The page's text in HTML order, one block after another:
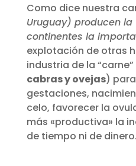
Como dice nuestra
Uruguay) producen
continentes la
explotación de otras
industria de la “carne”
cabras y ovejas)
gestaciones,
celo, favorecer la
más «productiva» la
de tiempo ni de dinero.